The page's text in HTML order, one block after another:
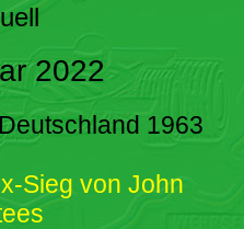
2022
1963
Sieg von John